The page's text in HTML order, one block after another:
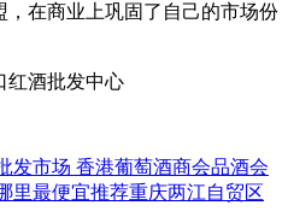
在商业上巩固了自己的市场份
发市场 香港葡萄酒商会品酒会
里最便宜推荐重庆两江自贸区